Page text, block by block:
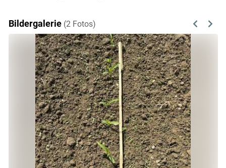
Bildergalerie (2 Fotos) Previous
Next